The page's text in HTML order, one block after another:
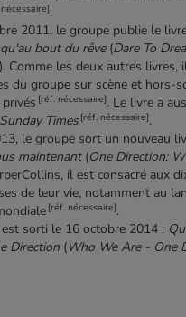
.
2011, le groupe publie le
bout du rêve(Dare To
). Comme les deux autres livres,
du groupe sur scène et hors-
[réf. nécessaire]. Le livre a
Sunday Times [réf. nécessaire].
, le groupe sort un nouveau
maintenant(One Direction:
, il est consacré aux
de leur vie, notamment au
[réf. nécessaire].
sorti le 16 octobre 2014 :
Direction (Who We Are - One